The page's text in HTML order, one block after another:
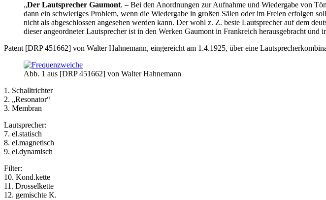
„Der Lautsprecher Gaumont. – Bei den Anordnungen zur Aufnahme und Wiedergabe von
dann ein schwieriges Problem, wenn die Wiedergabe in großen Sälen oder im Freien erfolgen
nicht als abgeschlossen angesehen werden kann. Der wohl z. Z. beste Lautsprecher auf dem
dieser angeordneter Lautsprecher ist in den Werken Gaumont in Frankreich herausgebracht
Patent [DRP 451662] von Walter Hahnemann, eingereicht am 1.4.1925, über eine
Abb. 1 aus [DRP 451662] von Walter Hahnemann
1. Schalltrichter
2. „Resonator“
3. Membran
Lautsprecher:
7. el.statisch
8. el.magnetisch
9. el.dynamisch
Filter:
10. Kond.kette
11. Drosselkette
12. gemischte K.